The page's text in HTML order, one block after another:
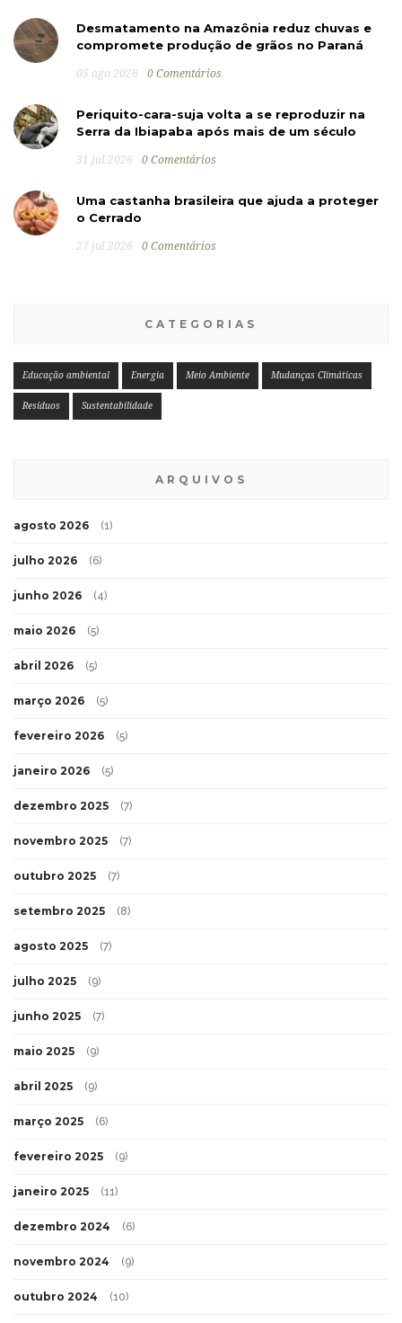
Desmatamento na Amazônia reduz chuvas e
compromete produção de grãos no Paraná
05 ago 2026 0 Comentários
Periquito-cara-suja volta a se reproduzir na
Serra da Ibiapaba após mais de um século
31 jul 2026 0 Comentários
Uma castanha brasileira que ajuda a proteger
o Cerrado
27 jul 2026 0 Comentários
CATEGORIAS
Educação ambiental Energia Meio Ambiente Mudanças Climáticas
Resíduos Sustentabilidade
ARQUIVOS
agosto 2026 (1)
julho 2026 (6)
junho 2026 (4)
maio 2026 (5)
abril 2026 (5)
março 2026 (5)
fevereiro 2026 (5)
janeiro 2026 (5)
dezembro 2025 (7)
novembro 2025 (7)
outubro 2025 (7)
setembro 2025 (8)
agosto 2025 (7)
julho 2025 (9)
junho 2025 (7)
maio 2025 (9)
abril 2025 (9)
março 2025 (6)
fevereiro 2025 (9)
janeiro 2025 (11)
dezembro 2024 (6)
novembro 2024 (9)
outubro 2024 (10)